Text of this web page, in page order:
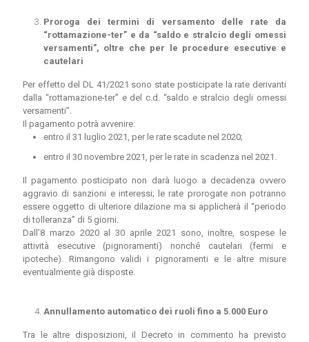
Proroga dei termini di versamento delle rate da
“rottamazione-ter” e da “saldo e stralcio degli omessi
versamenti”, oltre che per le procedure esecutive e
cautelari
Per effetto del DL 41/2021 sono state posticipate la rate derivanti
dalla “rottamazione-ter” e del c.d. “saldo e stralcio degli omessi
versamenti”.
Il pagamento potrà avvenire:
entro il 31 luglio 2021, per le rate scadute nel 2020;
entro il 30 novembre 2021, per le rate in scadenza nel 2021.
Il pagamento posticipato non darà luogo a decadenza ovvero
aggravio di sanzioni e interessi; le rate prorogate non potranno
essere oggetto di ulteriore dilazione ma si applicherà il “periodo
di tolleranza” di 5 giorni.
Dall’8 marzo 2020 al 30 aprile 2021 sono, inoltre, sospese le
attività esecutive (pignoramenti) nonché cautelari (fermi e
ipoteche). Rimangono validi i pignoramenti e le altre misure
eventualmente già disposte.
Annullamento automatico dei ruoli fino a 5.000 Euro
Tra le altre disposizioni, il Decreto in commento ha previsto